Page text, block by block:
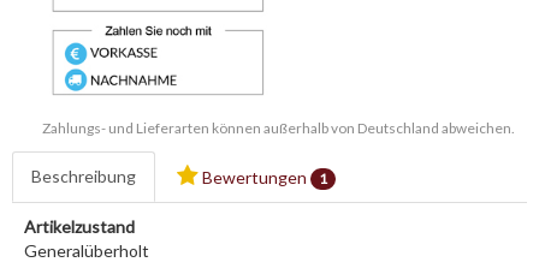
Zahlungs- und Lieferarten können außerhalb von Deutschland abweichen.
Beschreibung Bewertungen 1
Artikelzustand
Generalüberholt